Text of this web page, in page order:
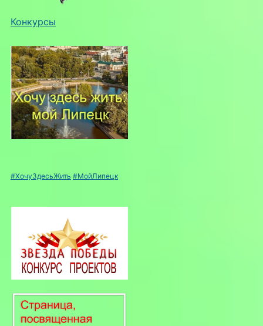
Конкурсы
#ХочуЗдесьЖить #МойЛипецк